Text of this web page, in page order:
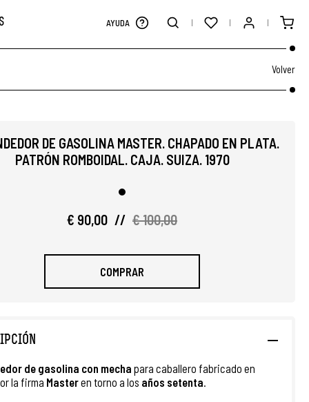
AYUDA
Volver
DE GASOLINA MASTER. CHAPADO EN PLATA.
PATRÓN ROMBOIDAL. CAJA. SUIZA. 1970
€ 90,00 // € 100,00
COMPRAR
de gasolina con mecha para caballero fabricado en
la firma Masteren torno a los años setenta.